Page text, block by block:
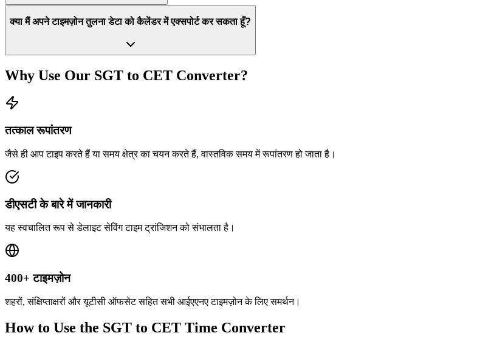
क्या मैं अपने टाइमज़ोन तुलना डेटा को कैलेंडर में एक्सपोर्ट कर सकता हूँ?
Why Use Our SGT to CET Converter?
तत्काल रूपांतरण
जैसे ही आप टाइप करते हैं या समय क्षेत्र का चयन करते हैं, वास्तविक समय में रूपांतरण हो जाता है।
डीएसटी के बारे में जानकारी
यह स्वचालित रूप से डेलाइट सेविंग टाइम ट्रांजिशन को संभालता है।
400+ टाइमज़ोन
शहरों, संक्षिप्ताक्षरों और यूटीसी ऑफसेट सहित सभी आईएएनए टाइमज़ोन के लिए समर्थन।
How to Use the SGT to CET Time Converter